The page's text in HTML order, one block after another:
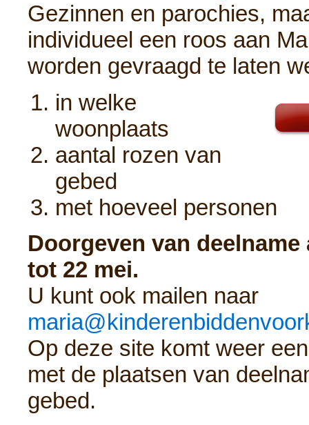
Gezinnen en parochies,
individueel een roos aan
worden gevraagd te laten
in welke
woonplaats
aantal rozen van
gebed
met hoeveel personen
Doorgeven van
tot 22 mei.
U kunt ook mailen naar
Op deze site komt weer
met de plaatsen van
gebed.